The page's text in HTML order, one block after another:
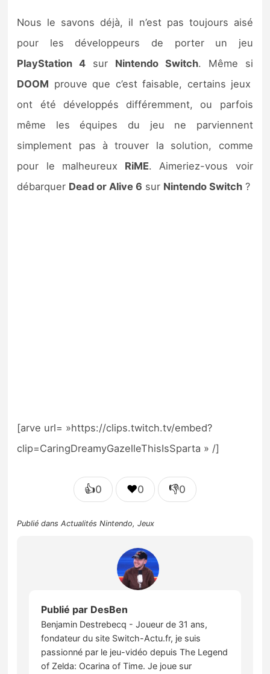
Nous le savons déjà, il n’est pas toujours aisé
pour les développeurs de porter un jeu
PlayStation 4 sur Nintendo Switch. Même si
DOOM prouve que c’est faisable, certains jeux
ont été développés différemment, ou parfois
même les équipes du jeu ne parviennent
simplement pas à trouver la solution, comme
pour le malheureux RiME. Aimeriez-vous voir
débarquer Dead or Alive 6 sur Nintendo Switch ?
[arve url= »https://clips.twitch.tv/embed?
clip=CaringDreamyGazelleThisIsSparta » /]
👍0 ❤️0 👎0
Publié dansActualités Nintendo,Jeux
Publié par DesBen
Benjamin Destrebecq - Joueur de 31 ans,
fondateur du site Switch-Actu.fr, je suis
passionné par le jeu-vidéo depuis The Legend
of Zelda: Ocarina of Time. Je joue sur